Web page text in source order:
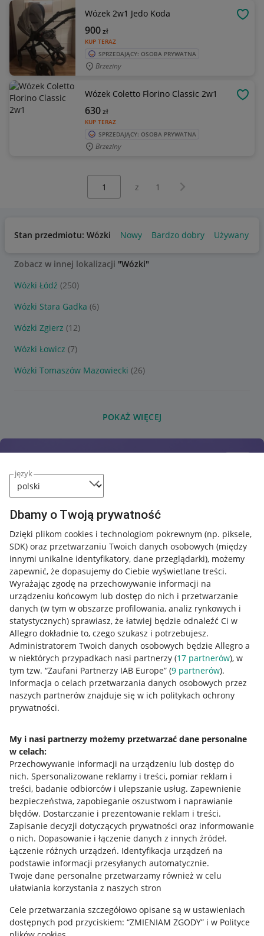
język
Dbamy o Twoją prywatność
Dzięki plikom cookies i technologiom pokrewnym (np. piksele,
SDK) oraz przetwarzaniu Twoich danych osobowych (między
innymi unikalne identyfikatory, dane przeglądarki), możemy
zapewnić, że dopasujemy do Ciebie wyświetlane treści.
Wyrażając zgodę na przechowywanie informacji na
urządzeniu końcowym lub dostęp do nich i przetwarzanie
danych (w tym w obszarze profilowania, analiz rynkowych i
statystycznych) sprawiasz, że łatwiej będzie odnaleźć Ci w
Allegro dokładnie to, czego szukasz i potrzebujesz.
Administratorem Twoich danych osobowych będzie Allegro a
w niektórych przypadkach nasi partnerzy (17 partnerów), w
tym tzw. “Zaufani Partnerzy IAB Europe” (9 partnerów).
Informacja o celach przetwarzania danych osobowych przez
naszych partnerów znajduje się w ich politykach ochrony
prywatności.
My i nasi partnerzy możemy przetwarzać dane personalne
w celach:
Przechowywanie informacji na urządzeniu lub dostęp do
nich. Spersonalizowane reklamy i treści, pomiar reklam i
treści, badanie odbiorców i ulepszanie usług. Zapewnienie
bezpieczeństwa, zapobieganie oszustwom i naprawianie
błędów. Dostarczanie i prezentowanie reklam i treści.
Zapisanie decyzji dotyczących prywatności oraz informowanie
o nich. Dopasowanie i łączenie danych z innych źródeł.
Łączenie różnych urządzeń. Identyfikacja urządzeń na
podstawie informacji przesyłanych automatycznie.
Twoje dane personalne przetwarzamy również w celu
ułatwiania korzystania z naszych stron
Cele przetwarzania szczegółowo opisane są w ustawieniach
dostępnych pod przyciskiem: “ZMIENIAM ZGODY” i w Polityce
Wózek 2w1 Jedo Koda
KUP TERAZ
900zł
SPRZEDAJĄCY: OSOBA PRYWATNA
Brzeziny
Wózek Coletto Florino Classic 2w1
KUP TERAZ
630zł
SPRZEDAJĄCY: OSOBA PRYWATNA
Brzeziny
z 1 Następna strona
Stan przedmiotu: Wózki Nowy Bardzo dobry Używany
Zobacz w innej lokalizacji "Wózki"
Wózki Łódź (250)
Wózki Stara Gadka (6)
Wózki Zgierz (12)
Wózki Łowicz (7)
Wózki Tomaszów Mazowiecki (26)
POKAŻ WIĘCEJ
Przydatne informacje
Jak to działa
Allegro Gadane dla sprzedających
Allegro Gadane dla kupujących
Mapa miejscowości
Informacje prawne
Regulamin
Polityka plików "cookies"
Ustawienia plików "cookies"
Udostępnianie lokalizacji
Informacje dla Aktu o Usługach Cyfrowych